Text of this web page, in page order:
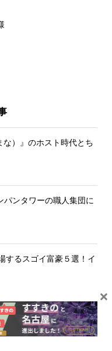
な）』のホスト時代とち
パンタワーの職人集団に
するスゴイ富豪５選！イ
×